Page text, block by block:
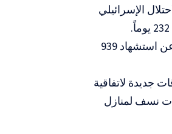
الإسرائيلي
وأوضح المكتب، في بيان تابعها المسار الاخباري، أن هذه الخروقات أسفرت عن استشهاد 939
جديدة لاتفاقية
نسف لمنازل